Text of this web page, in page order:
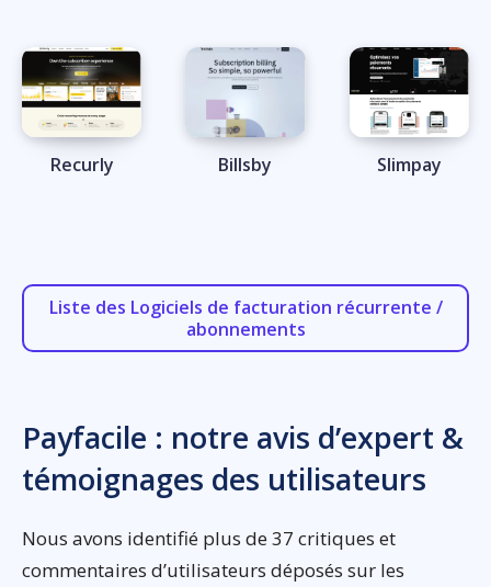
Recurly Billsby Slimpay
Liste des Logiciels de facturation récurrente /
abonnements
Payfacile : notre avis d’expert &
témoignages des utilisateurs
Nous avons identifié plus de 37 critiques et
commentaires d’utilisateurs déposés sur les